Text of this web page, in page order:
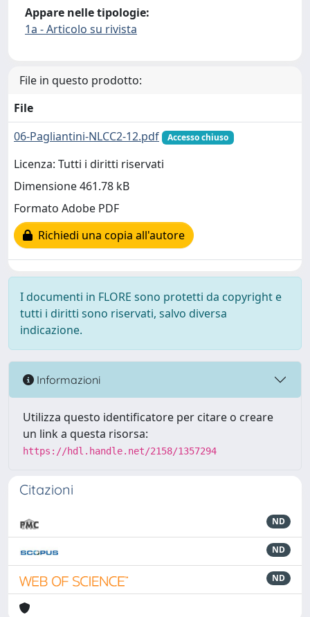
Appare nelle tipologie:
1a - Articolo su rivista
File in questo prodotto:
File
06-Pagliantini-NLCC2-12.pdf
Accesso chiuso
Licenza: Tutti i diritti riservati
Dimensione 461.78 kB
Formato Adobe PDF
Richiedi una copia all'autore
I documenti in FLORE sono protetti da copyright e
tutti i diritti sono riservati, salvo diversa
indicazione.
Informazioni
Utilizza questo identificatore per citare o creare
un link a questa risorsa:
https://hdl.handle.net/2158/1357294
Citazioni
ND
ND
ND